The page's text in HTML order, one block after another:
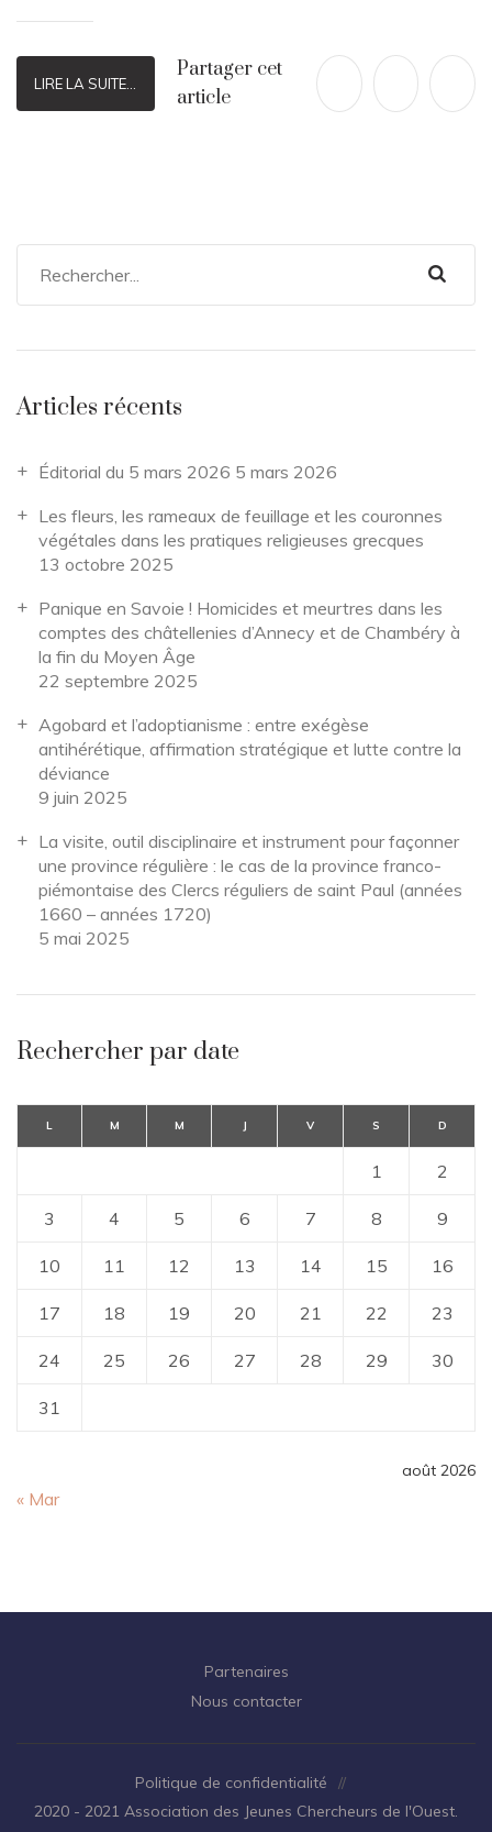
LIRE LA SUITE...
Partager cet
article
Articles récents
Éditorial du 5 mars 2026 5 mars 2026
Les fleurs, les rameaux de feuillage et les couronnes
végétales dans les pratiques religieuses grecques
13 octobre 2025
Panique en Savoie ! Homicides et meurtres dans les
comptes des châtellenies d’Annecy et de Chambéry à
la fin du Moyen Âge
22 septembre 2025
Agobard et l’adoptianisme : entre exégèse
antihérétique, affirmation stratégique et lutte contre la
déviance
9 juin 2025
La visite, outil disciplinaire et instrument pour façonner
une province régulière : le cas de la province franco-
piémontaise des Clercs réguliers de saint Paul (années
1660 – années 1720)
5 mai 2025
Rechercher par date
août 2026
L M M J V S D
1 2
3 4 5 6 7 8 9
10 11 12 13 14 15 16
17 18 19 20 21 22 23
24 25 26 27 28 29 30
31
« Mar
Partenaires
Nous contacter
Politique de confidentialité
//
2020 - 2021 Association des Jeunes Chercheurs de l'Ouest.